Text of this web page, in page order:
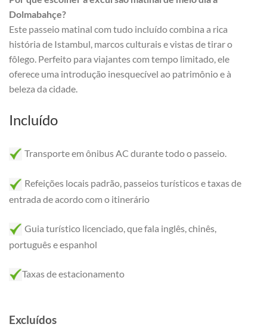
Dolmabahçe?
Este passeio matinal com tudo incluído combina a rica
história de Istambul, marcos culturais e vistas de tirar o
fôlego. Perfeito para viajantes com tempo limitado, ele
oferece uma introdução inesquecível ao patrimônio e à
beleza da cidade.
Incluído
Transporte em ônibus AC durante todo o passeio.
Refeições locais padrão, passeios turísticos e taxas de
entrada de acordo com o itinerário
Guia turístico licenciado, que fala inglês, chinês,
português e espanhol
Taxas de estacionamento
Excluídos